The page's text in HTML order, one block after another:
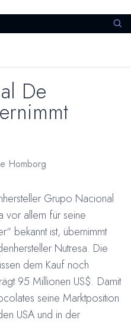
De
Homborg
Grupo Nacional
vor allem für seine
bekannt ist, übernimmt
Nutresa. Die
dem Kauf noch
95 Millionen US$. Damit
seine Marktposition
USA und in der